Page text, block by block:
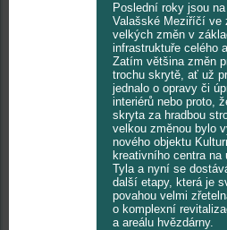
Poslední roky jsou
Valašské Meziříčí ve
velkých změn v
infrastruktuře celého
Zatím většina změn
trochu skrytě, ať už
jednalo o opravy či
interiérů nebo proto,
skryta za hradbou
velkou změnou bylo
nového objektu
kreativního centra na
Tyla a nyní se
další etapy, která je
povahou velmi
o komplexní
a areálu hvězdárny.